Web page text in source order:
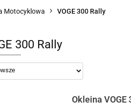
Motocyklowa VOGE 300 Rally
300 Rally
Okleina VOGE